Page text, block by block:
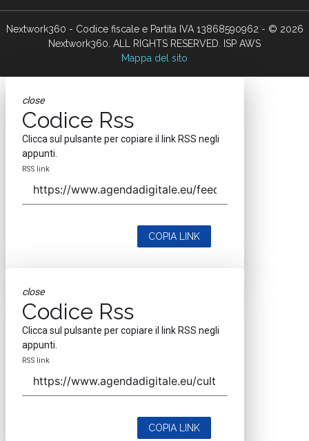
Nextwork360 - Codice fiscale e Partita IVA 13868590962 - © 2026
Nextwork360. ALL RIGHTS RESERVED. ISP AWS
Mappa del sito
close
Codice Rss
Clicca sul pulsante per copiare il link RSS negli
appunti.
RSS link
COPIA LINK
close
Codice Rss
Clicca sul pulsante per copiare il link RSS negli
appunti.
RSS link
COPIA LINK